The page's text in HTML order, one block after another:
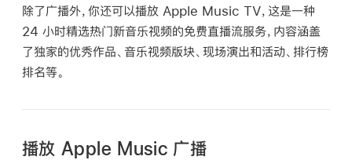
除了广播外，你还可以播放 Apple Music TV，这是一种
24 小时精选热门新音乐视频的免费直播流服务，内容涵盖
了独家的优秀作品、音乐视频版块、现场演出和活动、排行榜
排名等。
播放 Apple Music 广播